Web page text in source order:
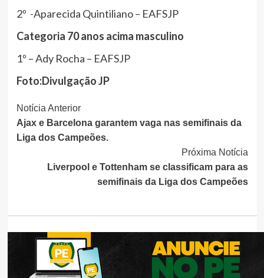
2º -Aparecida Quintiliano – EAFSJP
Categoria 70 anos acima masculino
1º – Ady Rocha – EAFSJP
Foto:Divulgação JP
Continue
Lendo
Notícia Anterior
Ajax e Barcelona garantem vaga nas semifinais da
Liga dos Campeões.
Próxima Notícia
Liverpool e Tottenham se classificam para as
semifinais da Liga dos Campeões